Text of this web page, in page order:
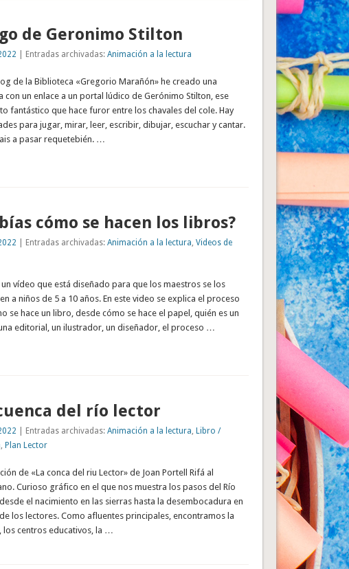
de Geronimo Stilton
| Entradas archivadas: Animación a la lectura
de la Biblioteca «Gregorio Marañón» he creado una
con un enlace a un portal lúdico de Gerónimo Stilton, ese
fantástico que hace furor entre los chavales del cole. Hay
para jugar, mirar, leer, escribir, dibujar, escuchar y cantar.
a pasar requetebién. …
cómo se hacen los libros?
| Entradas archivadas: Animación a la lectura, Videos de
un vídeo que está diseñado para que los maestros se los
a niños de 5 a 10 años. En este video se explica el proceso
se hace un libro, desde cómo se hace el papel, quién es un
editorial, un ilustrador, un diseñador, el proceso …
del río lector
| Entradas archivadas: Animación a la lectura Libro /
Plan Lector
de «La conca del riu Lector» de Joan Portell Rifá al
Curioso gráfico en el que nos muestra los pasos del Río
el nacimiento en las sierras hasta la desembocadura en
los lectores. Como afluentes principales, encontramos la
los centros educativos, la …